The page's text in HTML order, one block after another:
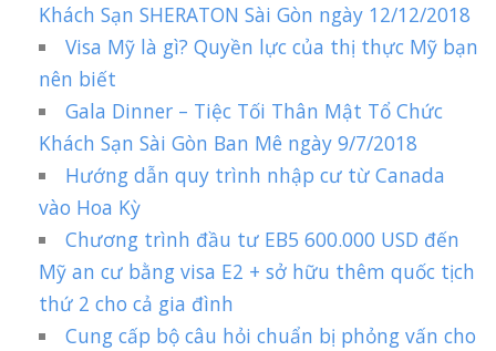
Khách Sạn SHERATON Sài Gòn ngày 12/12/2018
Visa Mỹ là gì? Quyền lực của thị thực Mỹ bạn
nên biết
Gala Dinner – Tiệc Tối Thân Mật Tổ Chức
Khách Sạn Sài Gòn Ban Mê ngày 9/7/2018
Hướng dẫn quy trình nhập cư từ Canada
vào Hoa Kỳ
Chương trình đầu tư EB5 600.000 USD đến
Mỹ an cư bằng visa E2 + sở hữu thêm quốc tịch
thứ 2 cho cả gia đình
Cung cấp bộ câu hỏi chuẩn bị phỏng vấn cho